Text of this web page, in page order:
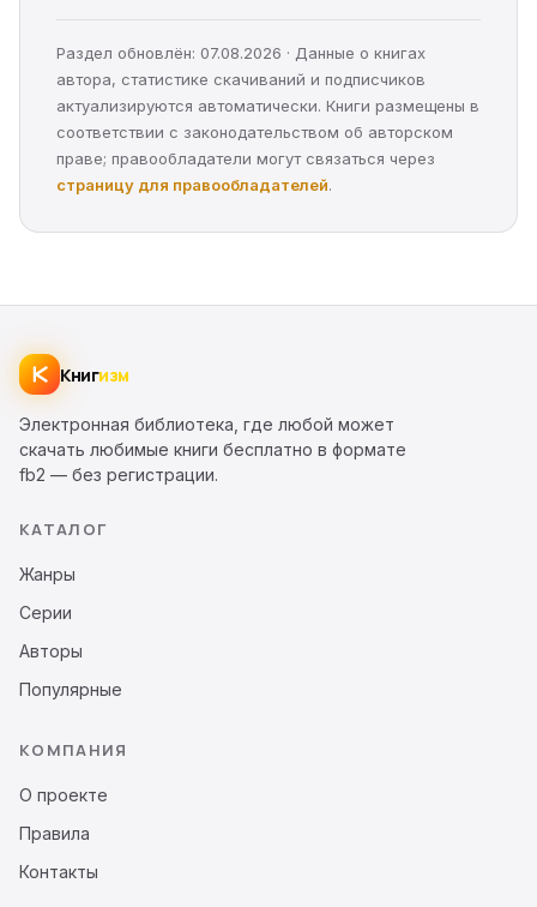
Раздел обновлён: 07.08.2026 · Данные о книгах
автора, статистике скачиваний и подписчиков
актуализируются автоматически. Книги размещены в
соответствии с законодательством об авторском
праве; правообладатели могут связаться через
страницу для правообладателей.
Книгизм
Электронная библиотека, где любой может
скачать любимые книги бесплатно в формате
fb2 — без регистрации.
КАТАЛОГ
Жанры
Серии
Авторы
Популярные
КОМПАНИЯ
О проекте
Правила
Контакты